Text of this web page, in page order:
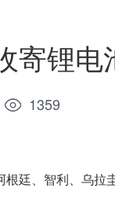
寄锂电
1359
廷、智利、乌拉